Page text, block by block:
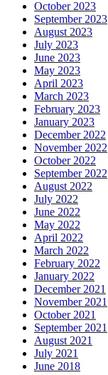
October 2023
September 2023
August 2023
July 2023
June 2023
May 2023
April 2023
March 2023
February 2023
January 2023
December 2022
November 2022
October 2022
September 2022
August 2022
July 2022
June 2022
May 2022
April 2022
March 2022
February 2022
January 2022
December 2021
November 2021
October 2021
September 2021
August 2021
July 2021
June 2018